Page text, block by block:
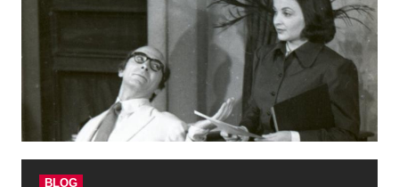
BLOG